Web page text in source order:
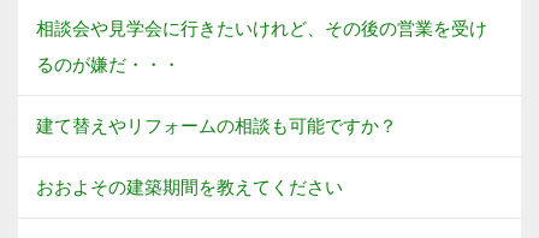
相談会や見学会に行きたいけれど、その後の営業を受け
るのが嫌だ・・・
建て替えやリフォームの相談も可能ですか？
おおよその建築期間を教えてください